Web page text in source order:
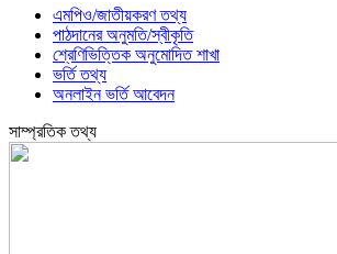
এমপিও/জাতীয়করণ তথ্য
পাঠদানের অনুমতি/স্বীকৃতি
শ্রেণিভিত্তিক অনুমোদিত শাখা
ভর্তি তথ্য
অনলাইন ভর্তি আবেদন
সাম্প্রতিক তথ্য